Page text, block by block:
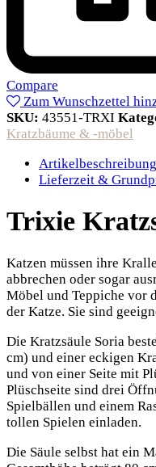
Compare
Zum Wunschzettel
SKU: 43551-TRXI
Kratzbäume & -möbel
Artikelbeschreibung
Lieferzeit &
Trixie
Katzen müssen ihre
abbrechen oder sogar
Möbel und Teppiche vor
der Katze. Sie sind
Die Kratzsäule Soria
cm) und einer eckigen
und von einer Seite mit
Plüschseite sind drei
Spielbällen und einem
tollen Spielen einladen.
Die Säule selbst hat ein